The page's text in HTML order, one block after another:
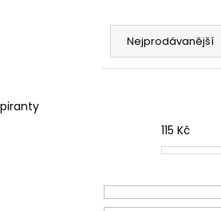
Ř
z
o
Nejprodávanější
115 Kč